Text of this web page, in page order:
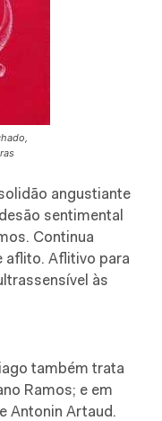
angustiante
sentimental
Continua
aflito. Aflitivo para
às
também trata
Ramos; e em
Antonin Artaud.